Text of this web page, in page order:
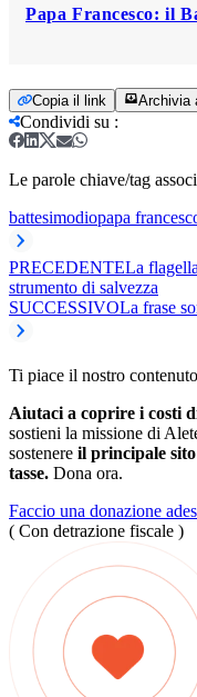
Papa Francesco: il
Copia il link Archivia
Condividi su :
Le parole chiave/tag
battesimodiopapa
PRECEDENTELa
strumento di salvezza
SUCCESSIVOLa frase
Ti piace il nostro
Aiutaci a coprire i costi
sostieni la missione di
sostenere il principale
tasse. Dona ora.
Faccio una donazione
( Con detrazione fiscale )